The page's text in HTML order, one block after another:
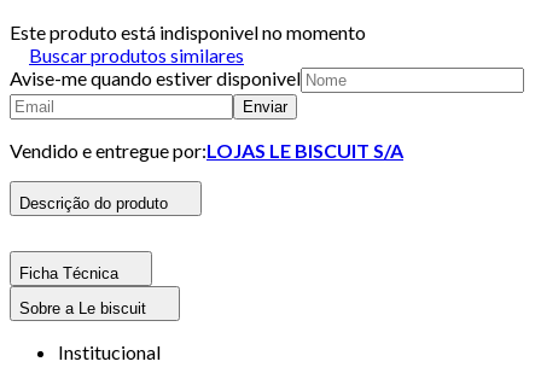
Este produto está indisponivel no momento
Buscar produtos similares
Avise-me quando estiver disponivel
Enviar
Vendido e entregue por:LOJAS LE BISCUIT S/A
Descrição do produto
Ficha Técnica
Sobre a Le biscuit
Institucional